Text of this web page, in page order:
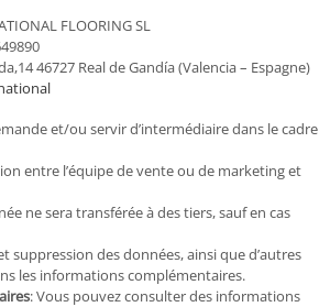
FLOORING SL
46727 Real de Gandía (Valencia – Espagne)
et/ou servir d’intermédiaire dans le cadre
entre l’équipe de vente ou de marketing et
ne sera transférée à des tiers, sauf en cas
suppression des données, ainsi que d’autres
les informations complémentaires.
: Vous pouvez consulter des informations